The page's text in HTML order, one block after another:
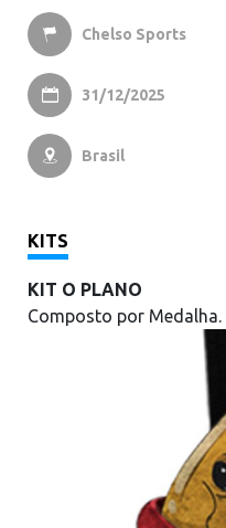
 Chelso Sports
 31/12/2025
 Brasil
KITS
KIT O PLANO
Composto por Medalha.